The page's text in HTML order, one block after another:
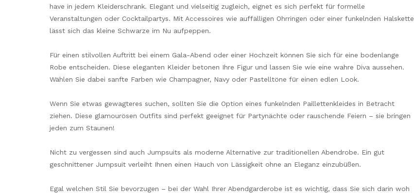
have in jedem Kleiderschrank. Elegant und vielseitig zugleich, eignet es sich perfekt für formelle
Veranstaltungen oder Cocktailpartys. Mit Accessoires wie auffälligen Ohrringen oder einer funkelnden Halskette
lässt sich das kleine Schwarze im Nu aufpeppen.
Für einen stilvollen Auftritt bei einem Gala-Abend oder einer Hochzeit können Sie sich für eine bodenlange
Robe entscheiden. Diese eleganten Kleider betonen Ihre Figur und lassen Sie wie eine wahre Diva aussehen.
Wählen Sie dabei sanfte Farben wie Champagner, Navy oder Pastelltöne für einen edlen Look.
Wenn Sie etwas gewagteres suchen, sollten Sie die Option eines funkelnden Paillettenkleides in Betracht
ziehen. Diese glamourösen Outfits sind perfekt geeignet für Partynächte oder rauschende Feiern – sie bringen
jeden zum Staunen!
Nicht zu vergessen sind auch Jumpsuits als moderne Alternative zur traditionellen Abendrobe. Ein gut
geschnittener Jumpsuit verleiht Ihnen einen Hauch von Lässigkeit ohne an Eleganz einzubüßen.
Egal welchen Stil Sie bevorzugen – bei der Wahl Ihrer Abendgarderobe ist es wichtig, dass Sie sich darin woh